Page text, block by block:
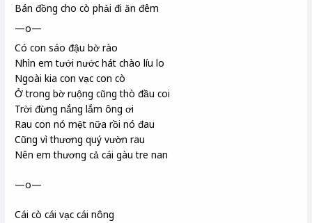
Bán đồng cho cò phải đi ăn đêm
—o—
Có con sáo đậu bờ rào
Nhìn em tưới nước hát chào líu lo
Ngoài kia con vạc con cò
Ở trong bờ ruộng cũng thò đầu coi
Trời đừng nắng lắm ông ơi
Rau con nó mệt nữa rồi nó đau
Cũng vì thương quý vườn rau
Nên em thương cả cái gàu tre nan
—o—
Cái cò cái vạc cái nông